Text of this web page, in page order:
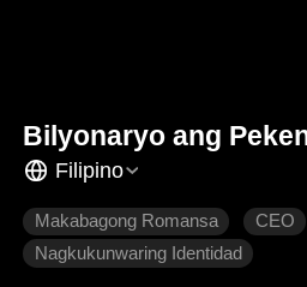
Bilyonaryo ang
Filipino
Makabagong Romansa CEO
Nagkukunwaring Identidad